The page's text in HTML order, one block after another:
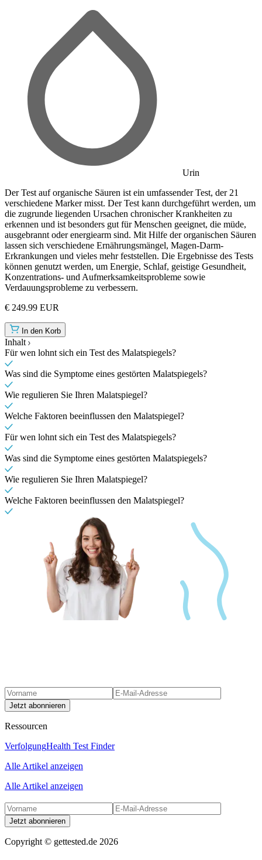
Urin
Der Test auf organische Säuren ist ein umfassender Test, der 21
verschiedene Marker misst. Der Test kann durchgeführt werden, um
die zugrunde liegenden Ursachen chronischer Krankheiten zu
erkennen und ist besonders gut für Menschen geeignet, die müde,
ausgebrannt oder energiearm sind. Mit Hilfe der organischen Säuren
lassen sich verschiedene Ernährungsmängel, Magen-Darm-
Erkrankungen und vieles mehr feststellen. Die Ergebnisse des Tests
können genutzt werden, um Energie, Schlaf, geistige Gesundheit,
Konzentrations- und Aufmerksamkeitsprobleme sowie
Verdauungsprobleme zu verbessern.
€ 249.99 EUR
In den Korb
Inhalt
Für wen lohnt sich ein Test des Malatspiegels?
Was sind die Symptome eines gestörten Malatspiegels?
Wie regulieren Sie Ihren Malatspiegel?
Welche Faktoren beeinflussen den Malatspiegel?
Für wen lohnt sich ein Test des Malatspiegels?
Was sind die Symptome eines gestörten Malatspiegels?
Wie regulieren Sie Ihren Malatspiegel?
Welche Faktoren beeinflussen den Malatspiegel?
Jetzt abonnieren
Ressourcen
VerfolgungHealth Test Finder
Alle Artikel anzeigen
Alle Artikel anzeigen
Jetzt abonnieren
Copyright © gettested.de 2026